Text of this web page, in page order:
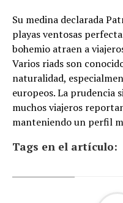
Su medina declarada
playas ventosas
bohemio atraen a
Varios riads son
naturalidad,
europeos. La prudencia
muchos viajeros
manteniendo un perfil
Tags en el artículo: